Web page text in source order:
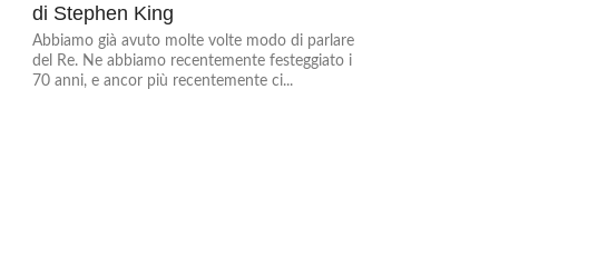
di Stephen King
Abbiamo già avuto molte volte modo di parlare
del Re. Ne abbiamo recentemente festeggiato i
70 anni, e ancor più recentemente ci...